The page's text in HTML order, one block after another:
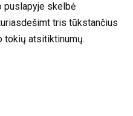
puslapyje skelbė
tris tūkstančius
tokių atsitiktinumų.